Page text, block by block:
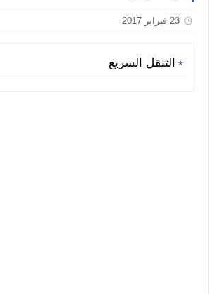
23 فبراير 2017
التنقل السريع